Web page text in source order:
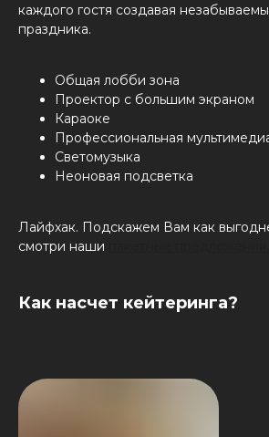
каждого гостя создавая
праздника.
Общая лобби зона
Проектор с большим экраном
Караоке
Профессиональная
Светомузыка
Неоновая подсветка
Лайфхак. Подскажем Вам как
смотри наши
Как насчет кейтеринга?